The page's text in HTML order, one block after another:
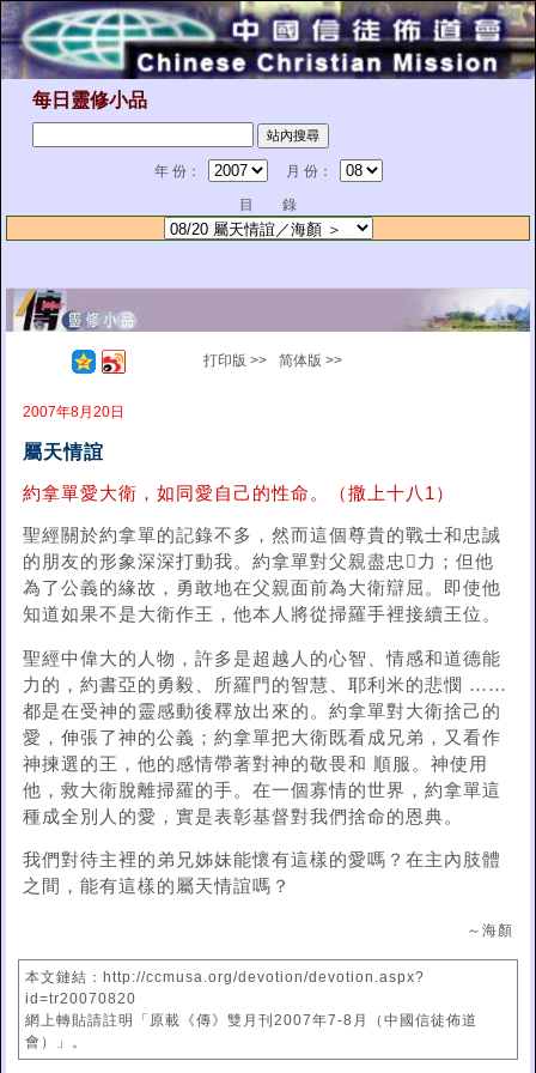
每日靈修小品
年 份：
月 份：
目 錄
打印版 >> 简体版 >>
2007年8月20日
屬天情誼
約拿單愛大衛，如同愛自己的性命。（撒上十八1）
聖經關於約拿單的記錄不多，然而這個尊貴的戰士和忠誠
的朋友的形象深深打動我。約拿單對父親盡忠􀞮力；但他
為了公義的緣故，勇敢地在父親面前為大衛辯屈。即使他
知道如果不是大衛作王，他本人將從掃羅手裡接續王位。
聖經中偉大的人物，許多是超越人的心智、情感和道德能
力的，約書亞的勇毅、所羅門的智慧、耶利米的悲憫 ……
都是在受神的靈感動後釋放出來的。約拿單對大衛捨己的
愛，伸張了神的公義；約拿單把大衛既看成兄弟，又看作
神揀選的王，他的感情帶著對神的敬畏和 順服。神使用
他，救大衛脫離掃羅的手。在一個寡情的世界，約拿單這
種成全別人的愛，實是表彰基督對我們捨命的恩典。
我們對待主裡的弟兄姊妹能懷有這樣的愛嗎？在主內肢體
之間，能有這樣的屬天情誼嗎？
～海顏
本文鏈結：http://ccmusa.org/devotion/devotion.aspx?
id=tr20070820
網上轉貼請註明「原載《傳》雙月刊2007年7-8月（中國信徒佈道
會）」。